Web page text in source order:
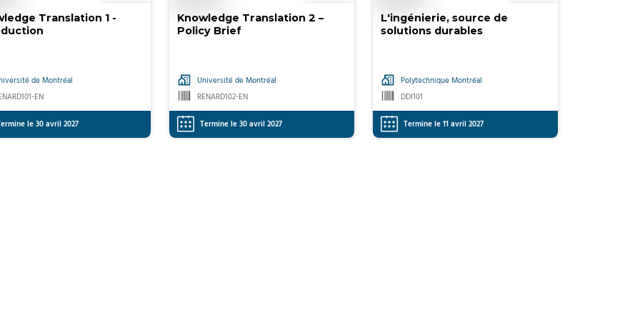
Translation 1 -
de Montréal
EN
le 30 avril 2027
Knowledge Translation 2 –
Policy Brief
Université de Montréal
RENARD102-EN
Termine le 30 avril 2027
L'ingénierie, source de
solutions durables
Polytechnique Montréal
DDI101
Termine le 11 avril 2027